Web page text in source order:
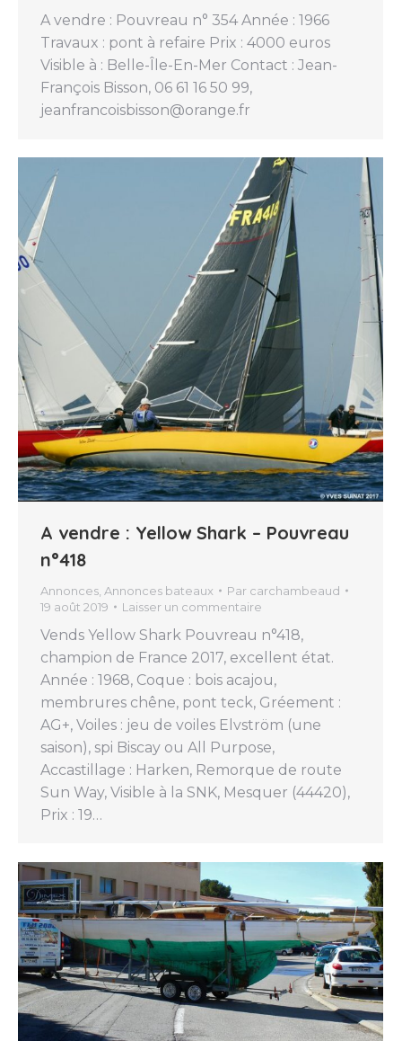
A vendre : Pouvreau n° 354 Année : 1966
Travaux : pont à refaire Prix : 4000 euros
Visible à : Belle-Île-En-Mer Contact : Jean-
François Bisson, 06 61 16 50 99,
jeanfrancoisbisson@orange.fr
A vendre : Yellow Shark – Pouvreau
n°418
Annonces Annonces bateaux Par carchambeaud
19 août 2019
Laisser un commentaire
Vends Yellow Shark Pouvreau n°418,
champion de France 2017, excellent état.
Année : 1968, Coque : bois acajou,
membrures chêne, pont teck, Gréement :
AG+, Voiles : jeu de voiles Elvström (une
saison), spi Biscay ou All Purpose,
Accastillage : Harken, Remorque de route
Sun Way, Visible à la SNK, Mesquer (44420),
Prix : 19…